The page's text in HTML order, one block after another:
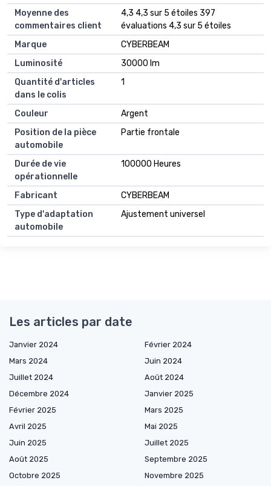
Moyenne des
commentaires client
4,3 4,3 sur 5 étoiles 397
évaluations 4,3 sur 5 étoiles
Marque
CYBERBEAM
Luminosité
30000 lm
Quantité d'articles
dans le colis
1
Couleur
Argent
Position de la pièce
automobile
Partie frontale
Durée de vie
opérationnelle
100000 Heures
Fabricant
CYBERBEAM
Type d'adaptation
automobile
Ajustement universel
Les articles par date
Janvier 2024
Février 2024
Mars 2024
Juin 2024
Juillet 2024
Août 2024
Décembre 2024
Janvier 2025
Février 2025
Mars 2025
Avril 2025
Mai 2025
Juin 2025
Juillet 2025
Août 2025
Septembre 2025
Octobre 2025
Novembre 2025